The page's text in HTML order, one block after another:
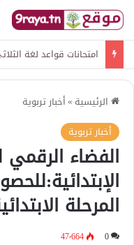
امتحانات قواعد لغة
الرئيسية »أخبار تربوية
أخبار تربوية
الفضاء
المرحلة
0 47٬664